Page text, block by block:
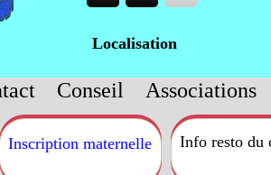
Localisation
Conseil Associations
Info resto du
Inscription maternelle